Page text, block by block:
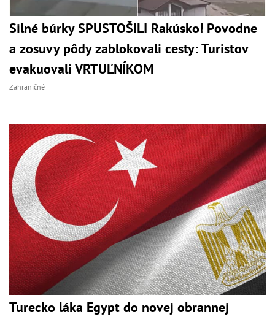
Silné búrky SPUSTOŠILI Rakúsko! Povodne
a zosuvy pôdy zablokovali cesty: Turistov
evakuovali VRTUĽNÍKOM
Zahraničné
Turecko láka Egypt do novej obrannej